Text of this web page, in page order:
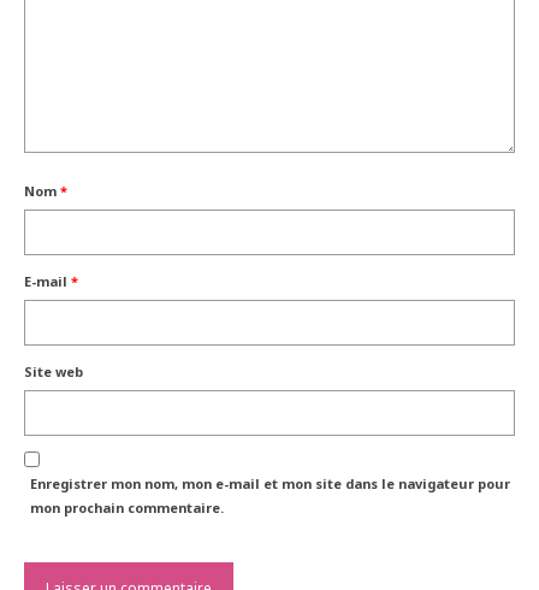
Nom *
E-mail *
Site web
Enregistrer mon nom, mon e-mail et mon site dans le navigateur pour
mon prochain commentaire.